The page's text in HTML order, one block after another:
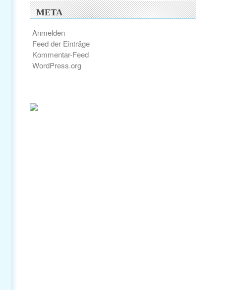
META
Anmelden
Feed der Einträge
Kommentar-Feed
WordPress.org